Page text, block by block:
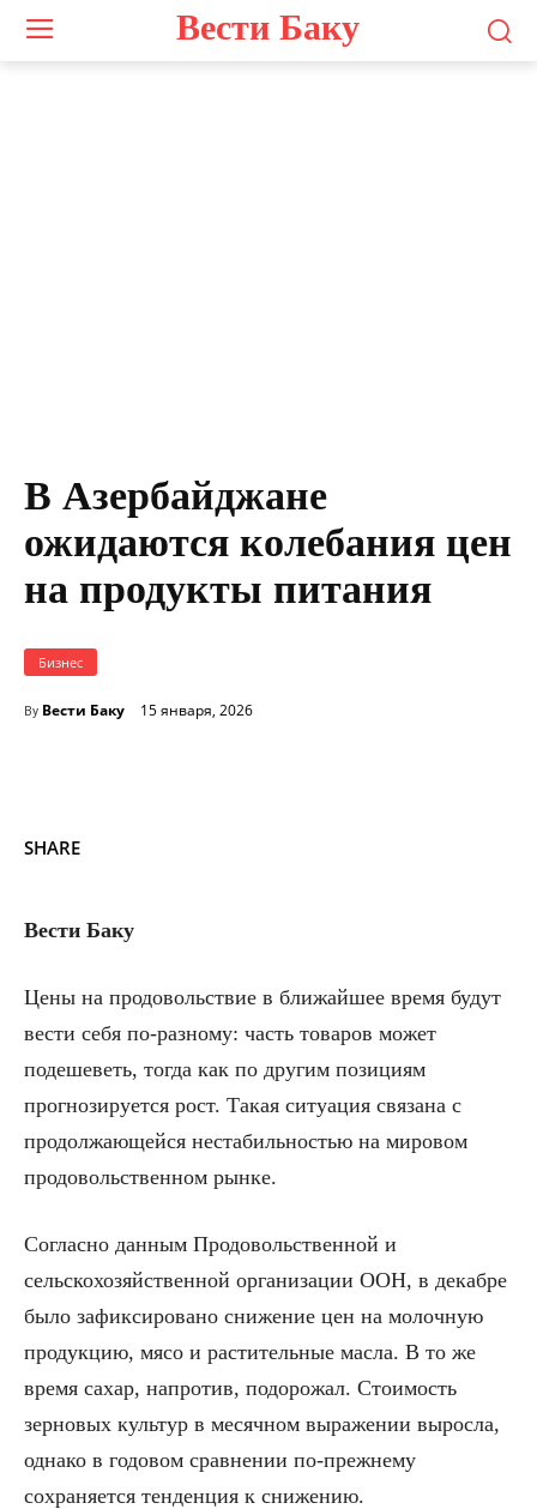
Вести Баку
В Азербайджане
ожидаются колебания цен
на продукты питания
Бизнес
By Вести Баку 15 января, 2026
SHARE
Вести Баку
Цены на продовольствие в ближайшее время будут
вести себя по-разному: часть товаров может
подешеветь, тогда как по другим позициям
прогнозируется рост. Такая ситуация связана с
продолжающейся нестабильностью на мировом
продовольственном рынке.
Согласно данным Продовольственной и
сельскохозяйственной организации ООН, в декабре
было зафиксировано снижение цен на молочную
продукцию, мясо и растительные масла. В то же
время сахар, напротив, подорожал. Стоимость
зерновых культур в месячном выражении выросла,
однако в годовом сравнении по-прежнему
сохраняется тенденция к снижению.